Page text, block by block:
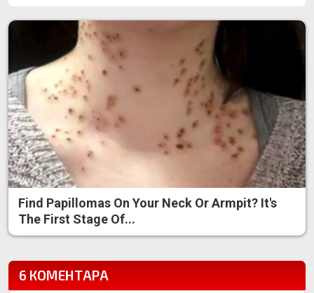
Find Papillomas On Your Neck Or Armpit? It's
The First Stage Of...
6 КОМЕНТАРА